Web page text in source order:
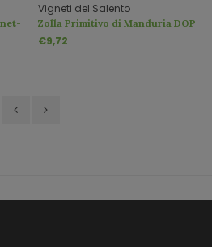
Vigneti del Salento
Zolla Primitivo di Manduria DOP
€9,72